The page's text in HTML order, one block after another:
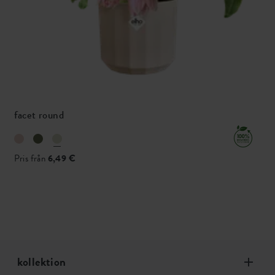
facet round
Pris från 6,49 €
kollektion